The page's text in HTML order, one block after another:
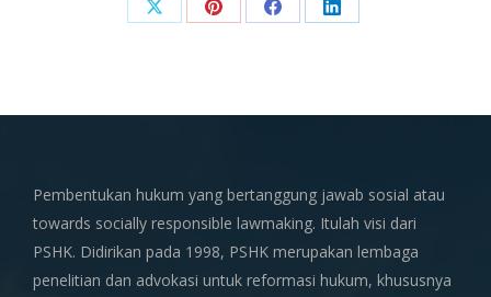
Share Share Share Share
Pembentukan hukum yang bertanggung jawab sosial atau
towards socially responsible lawmaking. Itulah visi dari
PSHK. Didirikan pada 1998, PSHK merupakan lembaga
penelitian dan advokasi untuk reformasi hukum, khususnya